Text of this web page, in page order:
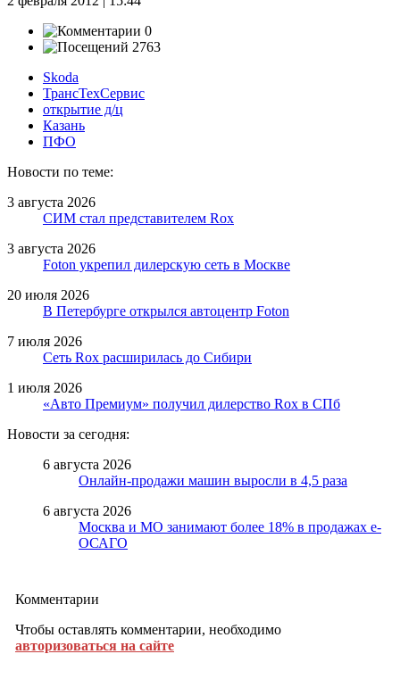
0
2763
Skoda
ТрансТехСервис
открытие д/ц
Казань
ПФО
Новости по теме:
3 августа 2026
СИМ стал представителем Rox
3 августа 2026
Foton укрепил дилерскую сеть в Москве
20 июля 2026
В Петербурге открылся автоцентр Foton
7 июля 2026
Сеть Rox расширилась до Сибири
1 июля 2026
«Авто Премиум» получил дилерство Rox в СПб
Новости за сегодня:
6 августа 2026
Онлайн-продажи машин выросли в 4,5 раза
6 августа 2026
Москва и МО занимают более 18% в продажах е-
ОСАГО
Комментарии
Чтобы оставлять комментарии, необходимо
авторизоваться на сайте